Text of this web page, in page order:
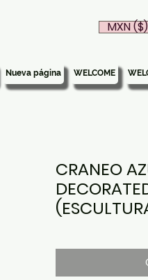
MXN ($)
Nueva página WELCOME
CRANEO